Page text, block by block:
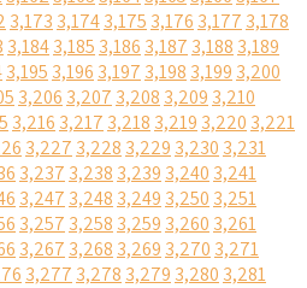
3,173 3,1743,175 3,176 3,177 3,178
3,1843,185 3,186 3,187 3,188 3,189
3,195 3,196 3,197 3,198 3,199 3,200
3,206 3,207 3,208 3,209 3,210
3,216 3,217 3,218 3,219 3,220 3,221
3,227 3,228 3,229 3,230 3,231
3,237 3,238 3,239 3,240 3,241
3,247 3,248 3,249 3,250 3,251
3,257 3,258 3,259 3,260 3,261
3,267 3,268 3,269 3,270 3,271
3,277 3,278 3,279 3,280 3,281